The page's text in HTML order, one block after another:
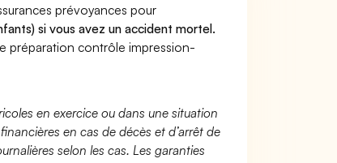
prévoyances pour
si vous avez un accident mortel.
préparation contrôle impression-
en exercice ou dans une situation
en cas de décès et d’arrêt de
selon les cas. Les garanties